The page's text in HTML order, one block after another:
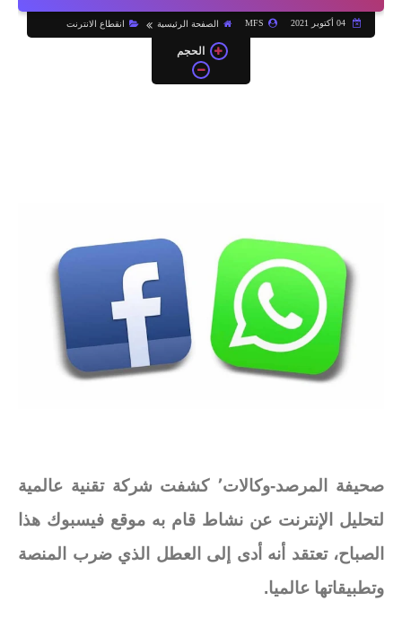
04 أكتوبر 2021 MFS الصفحة الرئيسية انقطاع الانترنت
الحجم
صحيفة المرصد-وكالات٬ كشفت شركة تقنية عالمية
لتحليل الإنترنت عن نشاط قام به موقع فيسبوك هذا
الصباح، تعتقد أنه أدى إلى العطل الذي ضرب المنصة
وتطبيقاتها عالميا.